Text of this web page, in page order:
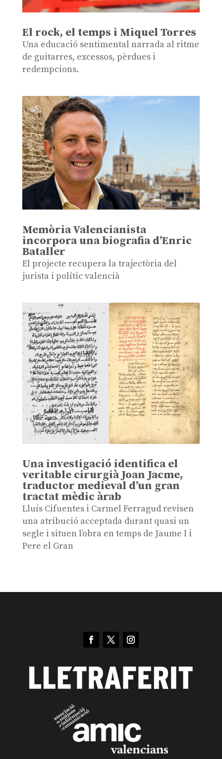
El rock, el temps i Miquel Torres
Una educació sentimental narrada al ritme
de guitarres, excessos, pèrdues i
redempcions.
Memòria Valencianista
incorpora una biografia d’Enric
Bataller
El projecte recupera la trajectòria del
jurista i polític valencià
Una investigació identifica el
veritable cirurgià Joan Jacme,
traductor medieval d’un gran
tractat mèdic àrab
Lluís Cifuentes i Carmel Ferragud revisen
una atribució acceptada durant quasi un
segle i situen l’obra en temps de Jaume I i
Pere el Gran